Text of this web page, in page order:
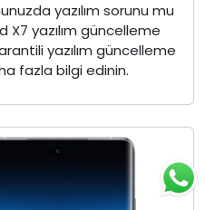
yazılım sorunu mu
X7 yazılım güncelleme
yazılım güncelleme
fazla bilgi edinin.